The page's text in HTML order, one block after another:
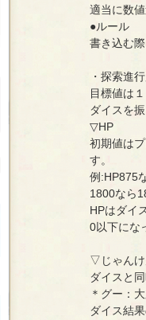
適当に数
●ルール
書き込む
・探索進
目標値は
ダイスを
▽HP
初期値は
す。
例:HP875
1800なら
HPはダイ
0以下にな
▽じゃんけ
ダイスと
＊グー：
ダイス結